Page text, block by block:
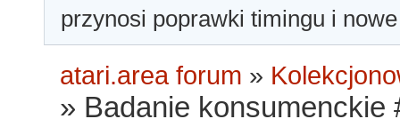
przynosi poprawki timingu i
atari.area forum »
» Badanie konsumenckie